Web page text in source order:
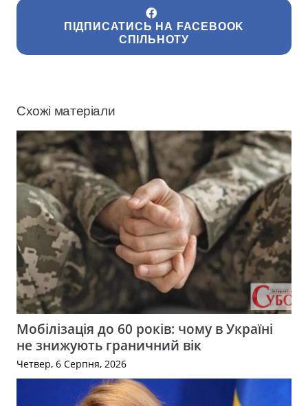
ПІДПИСАТИСЬ НА FACEBOOK
СПІЛЬНОТУ
Схожі матеріали
Мобілізація до 60 років: чому в Україні
не знижують граничний вік
Четвер, 6 Серпня, 2026